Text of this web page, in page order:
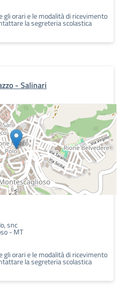
gli orari e le modalità di ricevimento
la segreteria scolastica
- Salinari
snc
- MT
gli orari e le modalità di ricevimento
la segreteria scolastica